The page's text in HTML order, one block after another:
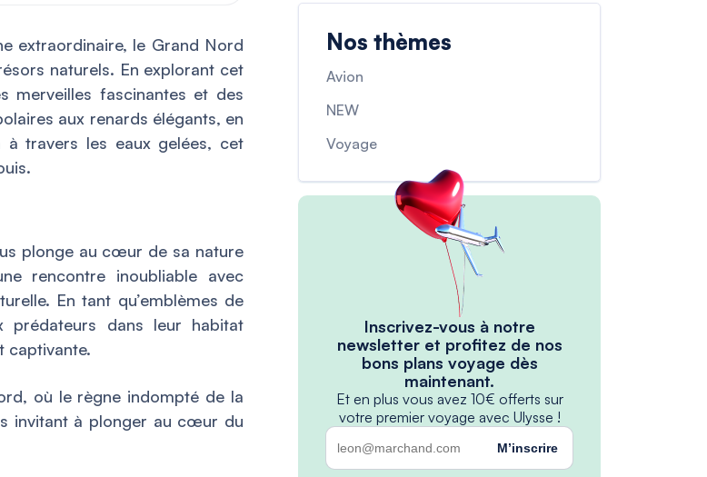
extraordinaire, le Grand Nord
naturels. En explorant cet
merveilles fascinantes et des
aux renards élégants, en
travers les eaux gelées, cet
plonge au cœur de sa nature
rencontre inoubliable avec
En tant qu’emblèmes de
prédateurs dans leur habitat
captivante.
où le règne indompté de la
invitant à plonger au cœur du
Nos thèmes
Avion
NEW
Voyage
Inscrivez-vous à notre
newsletter et profitez de nos
bons plans voyage dès
maintenant.
Et en plus vous avez 10€ offerts sur
votre premier voyage avec Ulysse !
M’inscrire